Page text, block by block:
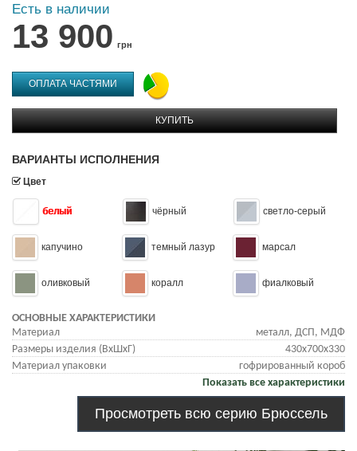
Есть в наличии
13 900 грн
ОПЛАТА ЧАСТЯМИ
КУПИТЬ
ВАРИАНТЫ ИСПОЛНЕНИЯ
Цвет
белый чёрный светло-серый
капучино темный лазур марсал
оливковый коралл фиалковый
ОСНОВНЫЕ ХАРАКТЕРИСТИКИ
Материал
металл, ДСП, МДФ
Размеры изделия (ВхШхГ)
430х700х330
Материал упаковки
гофрированный короб
Показать все характеристики
Просмотреть всю серию Брюссель